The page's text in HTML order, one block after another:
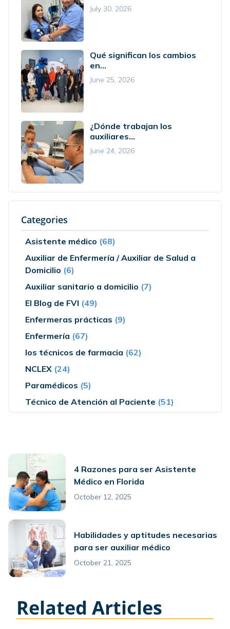
July 30, 2026
Qué significan los cambios
en...
June 25, 2026
¿Dónde trabajan los
auxiliares...
June 24, 2026
Categories
Asistente médico (68)
Auxiliar de Enfermería / Auxiliar de Salud a
Domicilio (6)
Auxiliar sanitario a domicilio (7)
El Blog de FVI (49)
Enfermeras prácticas (9)
Enfermería (67)
los técnicos de farmacia (62)
NCLEX (24)
Paramédicos (5)
Técnico de Atención al Paciente (51)
4 Razones para ser Asistente
Médico en Florida
October 12, 2025
Habilidades y aptitudes necesarias
para ser auxiliar médico
October 21, 2025
Related Articles